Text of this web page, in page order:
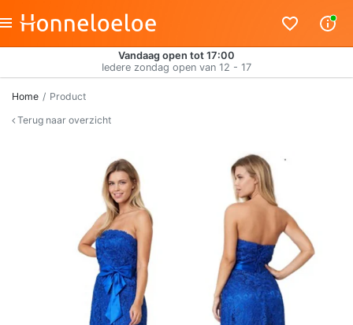
Vandaag open tot 17:00
Iedere zondag open van 12 - 17
Home
Product
Terug naar overzicht